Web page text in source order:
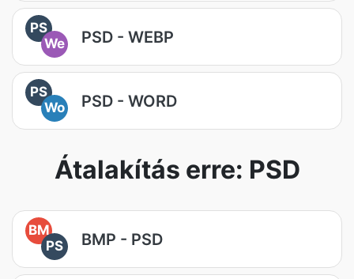
PS
We
PSD - WEBP
PS
Wo
PSD - WORD
Átalakítás erre: PSD
BM
PS
BMP - PSD